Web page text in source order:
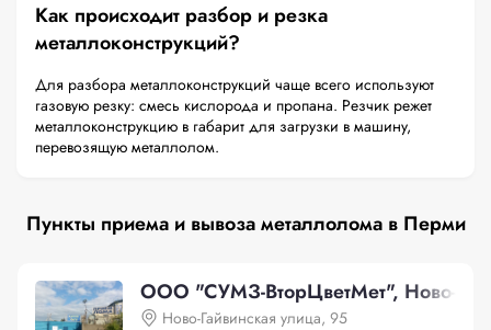
Как происходит разбор и резка
металлоконструкций?
Для разбора металлоконструкций чаще всего используют
газовую резку: смесь кислорода и пропана. Резчик режет
металлоконструкцию в габарит для загрузки в машину,
перевозящую металлолом.
Пункты приема и вывоза металлолома в Перми
ООО "СУМЗ-ВторЦветМет", Ново-
Ново-Гайвинская улица, 95